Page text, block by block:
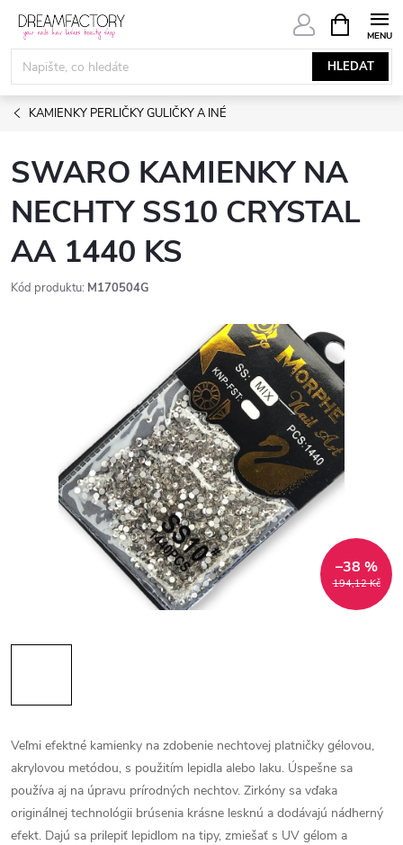
Přejít
obsah
HLEDAT
NÁKUPNÍ
KOŠÍK
KAMIENKY PERLIČKY GULIČKY A INÉ
SWARO KAMIENKY NA
NECHTY SS10 CRYSTAL
AA 1440 KS
Kód produktu: M170504G
194,12 Kč
–38 %
Veľmi efektné kamienky na zdobenie nechtovej platničky gélovou,
akrylovou metódou, s použitím lepidla alebo laku. Úspešne sa
používa aj na úpravu prírodných nechtov. Zirkóny sa vďaka
originálnej technológii brúsenia krásne lesknú a dodávajú nádherný
efekt. Dajú sa prilepiť lepidlom na tipy, zmiešať s UV gélom a